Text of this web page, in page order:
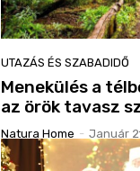
UTAZÁS ÉS SZABADIDŐ
Menekülés a
az örök tavasz
Natura Home - Január